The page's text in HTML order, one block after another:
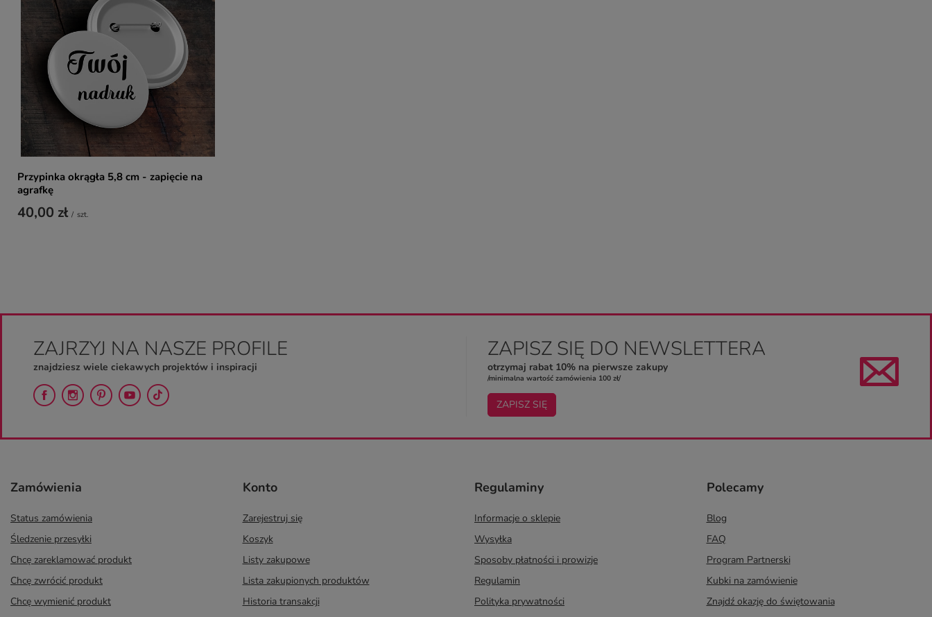
Przypinka okrągła 5,8 cm - zapięcie na
agrafkę
40,00 zł / szt.
ZAJRZYJ NA NASZE PROFILE
znajdziesz wiele ciekawych projektów i inspiracji
ZAPISZ SIĘ DO NEWSLETTERA
otrzymaj rabat 10% na pierwsze zakupy
/minimalna wartość zamówienia 100 zł/
ZAPISZ SIĘ
Zamówienia
Status zamówienia
Śledzenie przesyłki
Chcę zareklamować produkt
Chcę zwrócić produkt
Chcę wymienić produkt
Konto
Zarejestruj się
Koszyk
Listy zakupowe
Lista zakupionych produktów
Historia transakcji
Regulaminy
Informacje o sklepie
Wysyłka
Sposoby płatności i prowizje
Regulamin
Polityka prywatności
Polecamy
Blog
FAQ
Program Partnerski
Kubki na zamówienie
Znajdź okazję do świętowania